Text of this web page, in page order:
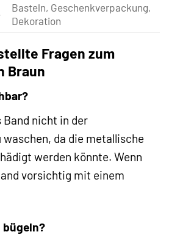
Basteln, Geschenkverpackung,
Dekoration
Fragen zum
Braun
nicht in der
da die metallische
werden könnte. Wenn
vorsichtig mit einem
bügeln?